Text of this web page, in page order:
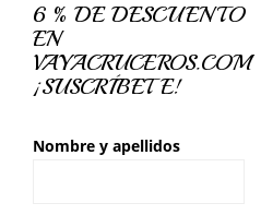
6 % DE DESCUENTO
EN
VAYACRUCEROS.COM
¡SUSCRÍBETE!
Nombre y apellidos